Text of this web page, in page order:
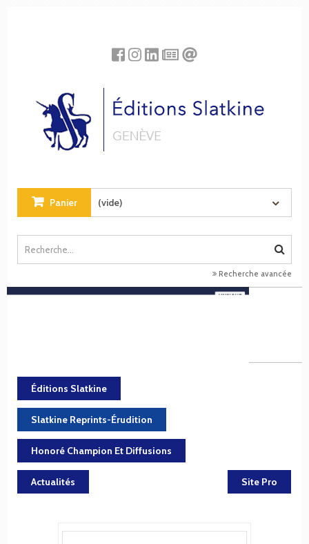
Panier (vide)
Recherche avancée
Éditions Slatkine
Slatkine Reprints-Érudition
Honoré Champion Et Diffusions
Actualités Site Pro